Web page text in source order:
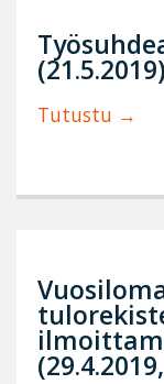
(21.5.2019)
Tutustu